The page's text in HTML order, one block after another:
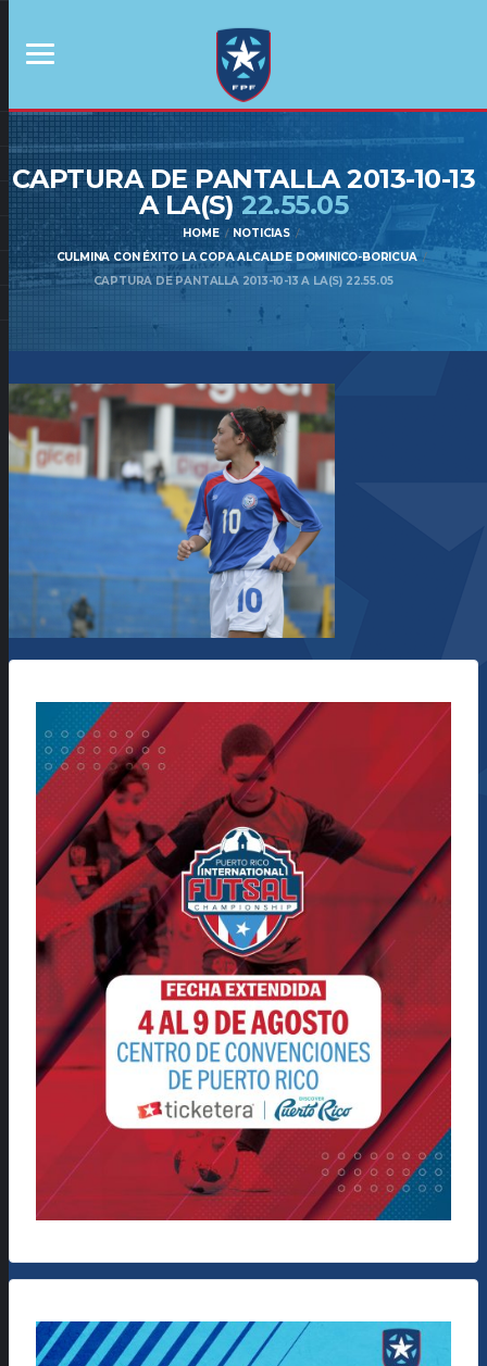
CAPTURA DE PANTALLA 2013-10-13
A LA(S)22.55.05
HOME
NOTICIAS
CULMINA CON ÉXITO LA COPA ALCALDE DOMINICO-BORICUA
CAPTURA DE PANTALLA 2013-10-13 A LA(S) 22.55.05